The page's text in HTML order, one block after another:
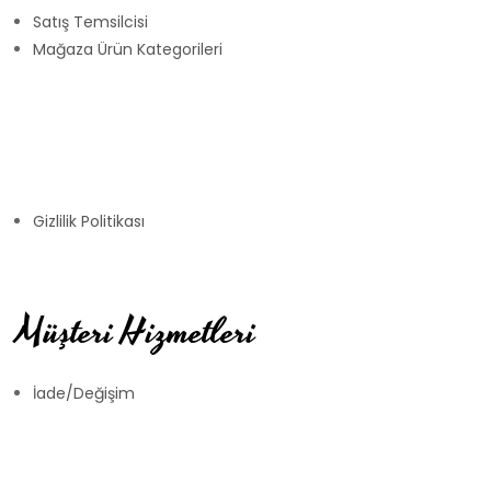
Satış Temsilcisi
Mağaza Ürün Kategorileri
Gizlilik Politikası
Müşteri Hizmetleri
İade/Değişim